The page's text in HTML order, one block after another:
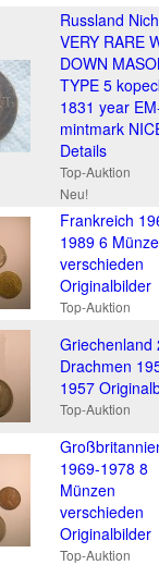
Russland
VERY RARE
DOWN
TYPE 5
1831 year
mintmark
Details
Top-Auktion
Neu!
Frankreich
1989 6
verschieden
Originalbilder
Top-Auktion
Griechenland
Drachmen
1957
Top-Auktion
1969-1978 8
Münzen
verschieden
Originalbilder
Top-Auktion